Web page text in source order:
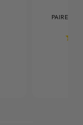
PAIRE DE